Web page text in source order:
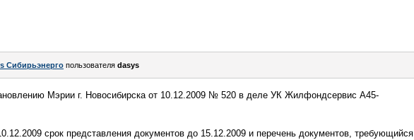
Сибирьэнерго пользователя dasys
Мэрии г. Новосибирска от 10.12.2009 № 520 в деле УК Жилфондсервис А45-
срок представления документов до 15.12.2009 и перечень документов, требующийся